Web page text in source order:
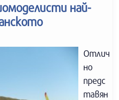
най-
Отлич
но
предс
тавян